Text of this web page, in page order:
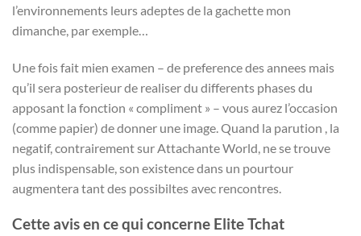
l’environnements leurs adeptes de la gachette mon
dimanche, par exemple…
Une fois fait mien examen – de preference des annees mais
qu’il sera posterieur de realiser du differents phases du
apposant la fonction « compliment » – vous aurez l’occasion
(comme papier) de donner une image. Quand la parution , la
negatif, contrairement sur Attachante World, ne se trouve
plus indispensable, son existence dans un pourtour
augmentera tant des possibiltes avec rencontres.
Cette avis en ce qui concerne Elite Tchat